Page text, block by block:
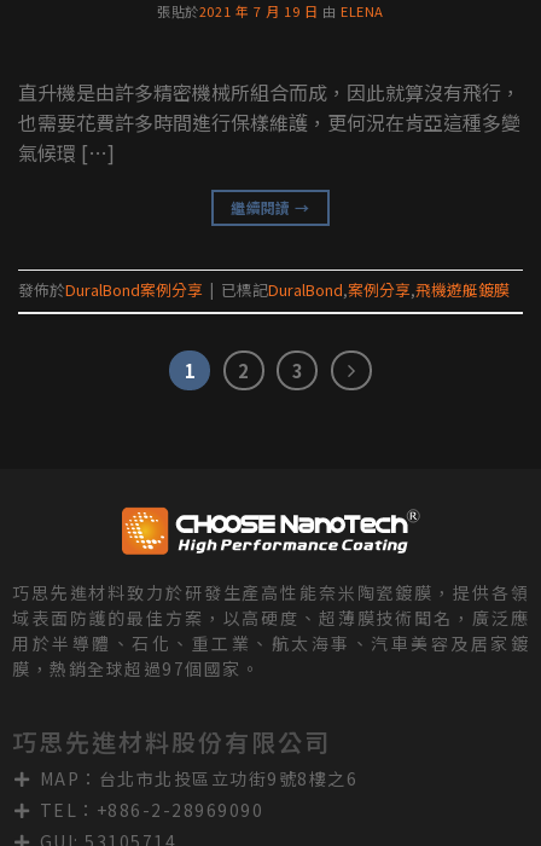
張貼於2021 年 7 月 19 日 由 ELENA
直升機是由許多精密機械所組合而成，因此就算沒有飛行，
也需要花費許多時間進行保樣維護，更何況在肯亞這種多變
氣候環 […]
繼續閱讀→
發佈於DuralBond案例分享 | 已標記DuralBond,案例分享,飛機遊艇鍍膜
1 2 3
巧思先進材料致力於研發生產高性能奈米陶瓷鍍膜，提供各領
域表面防護的最佳方案，以高硬度、超薄膜技術聞名，廣泛應
用於半導體、石化、重工業、航太海事、汽車美容及居家鍍
膜，熱銷全球超過97個國家。
巧思先進材料股份有限公司
MAP：台北市北投區立功街9號8樓之6
TEL：+886-2-28969090
GUI: 53105714